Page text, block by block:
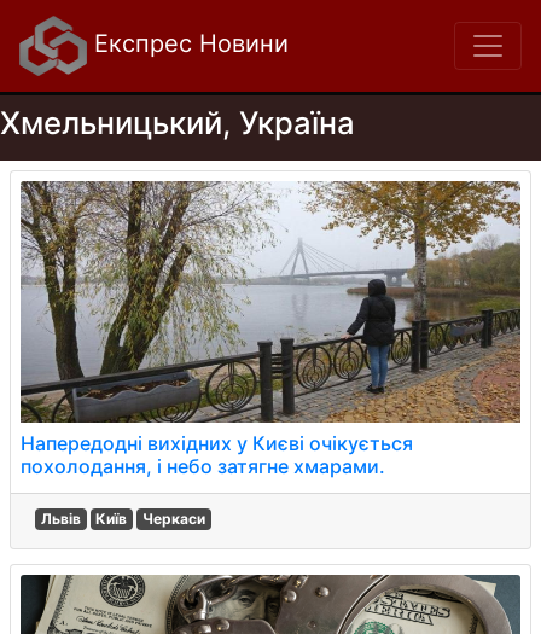
Експрес Новини
Хмельницький, Україна
Напередодні вихідних у Києві очікується
похолодання, і небо затягне хмарами.
Львів Київ Черкаси